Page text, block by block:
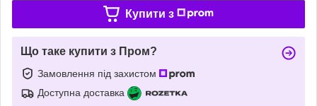
Купити з
Що таке купити з Пром?
Замовлення під захистом
Доступна доставка